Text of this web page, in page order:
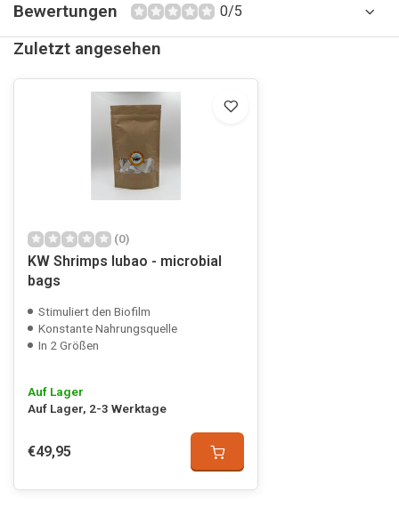
Bewertungen 0/5
Zuletzt angesehen
(0)
KW Shrimps lubao - microbial
bags
Stimuliert den Biofilm
Konstante Nahrungsquelle
In 2 Größen
Auf Lager
Auf Lager, 2-3 Werktage
€49,95